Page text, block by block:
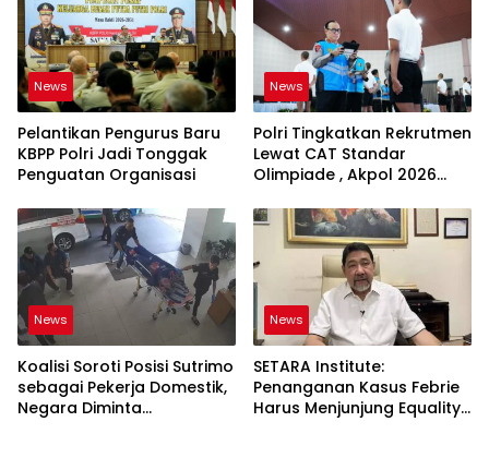
News
Pelantikan Pengurus Baru
KBPP Polri Jadi Tonggak
Penguatan Organisasi
News
Polri Tingkatkan Rekrutmen
Lewat CAT Standar
Olimpiade , Akpol 2026
News
Koalisi Soroti Posisi Sutrimo
sebagai Pekerja Domestik,
Negara Diminta
News
SETARA Institute:
Penanganan Kasus Febrie
Harus Menjunjung Equality